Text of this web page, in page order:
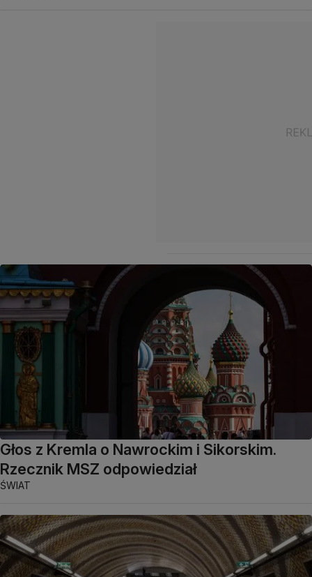
Głos z Kremla o Nawrockim i Sikorskim.
Rzecznik MSZ odpowiedział
ŚWIAT